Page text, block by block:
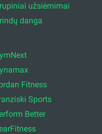
užsiėmimai
danga
Fitness
Sports
Better